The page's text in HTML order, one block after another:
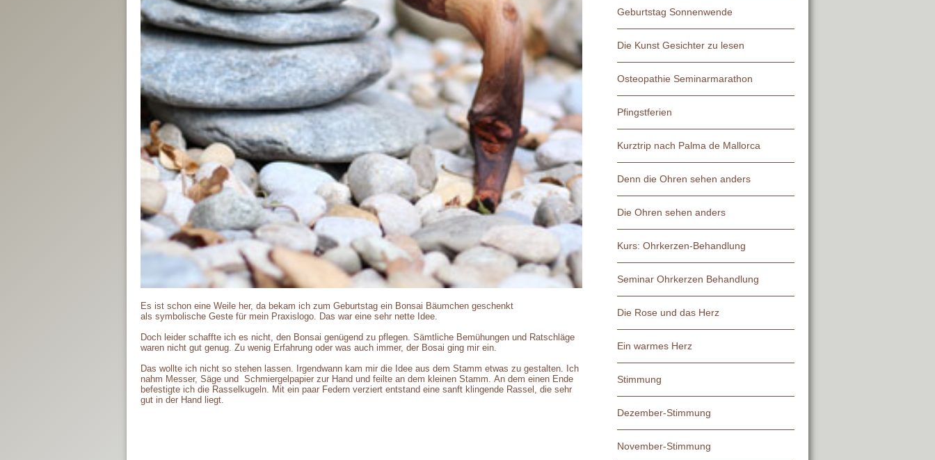
Es ist schon eine Weile her, da bekam ich zum Geburtstag ein Bonsai Bäumchen geschenkt
als symbolische Geste für mein Praxislogo. Das war eine sehr nette Idee.
Doch leider schaffte ich es nicht, den Bonsai genügend zu pflegen. Sämtliche Bemühungen und Ratschläge
waren nicht gut genug. Zu wenig Erfahrung oder was auch immer, der Bosai ging mir ein.
Das wollte ich nicht so stehen lassen. Irgendwann kam mir die Idee aus dem Stamm etwas zu gestalten. Ich
nahm Messer, Säge und Schmiergelpapier zur Hand und feilte an dem kleinen Stamm. An dem einen Ende
befestigte ich die Rasselkugeln. Mit ein paar Federn verziert entstand eine sanft klingende Rassel, die sehr
gut in der Hand liegt.
Geburtstag Sonnenwende
Die Kunst Gesichter zu lesen
Osteopathie Seminarmarathon
Pfingstferien
Kurztrip nach Palma de Mallorca
Denn die Ohren sehen anders
Die Ohren sehen anders
Kurs: Ohrkerzen-Behandlung
Seminar Ohrkerzen Behandlung
Die Rose und das Herz
Ein warmes Herz
Stimmung
Dezember-Stimmung
November-Stimmung